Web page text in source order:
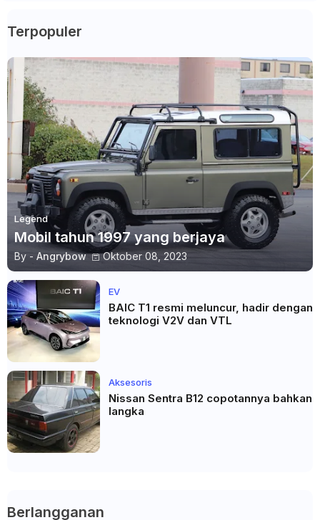
Terpopuler
Legend
Mobil tahun 1997 yang berjaya
By - Angrybow Oktober 08, 2023
EV
BAIC T1 resmi meluncur, hadir dengan
teknologi V2V dan VTL
Aksesoris
Nissan Sentra B12 copotannya bahkan
langka
Berlangganan